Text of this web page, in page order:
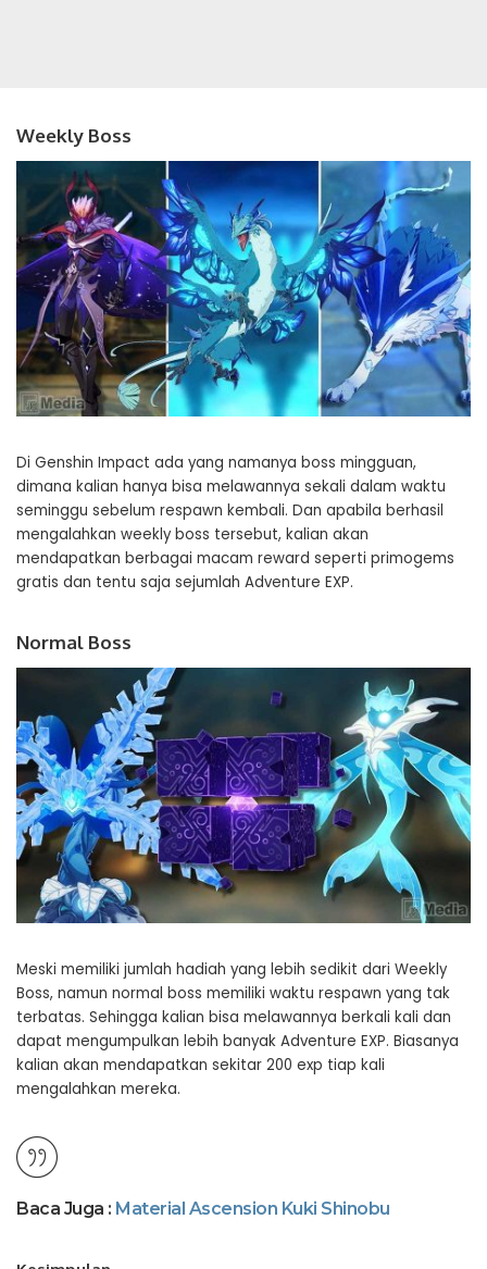
Weekly Boss
Di Genshin Impact ada yang namanya boss mingguan,
dimana kalian hanya bisa melawannya sekali dalam waktu
seminggu sebelum respawn kembali. Dan apabila berhasil
mengalahkan weekly boss tersebut, kalian akan
mendapatkan berbagai macam reward seperti primogems
gratis dan tentu saja sejumlah Adventure EXP.
Normal Boss
Meski memiliki jumlah hadiah yang lebih sedikit dari Weekly
Boss, namun normal boss memiliki waktu respawn yang tak
terbatas. Sehingga kalian bisa melawannya berkali kali dan
dapat mengumpulkan lebih banyak Adventure EXP. Biasanya
kalian akan mendapatkan sekitar 200 exp tiap kali
mengalahkan mereka.
Baca Juga : Material Ascension Kuki Shinobu